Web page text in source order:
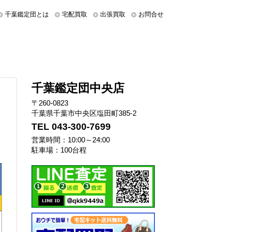
千葉鑑定団とは 宅配買取 出張買取 お問合せ
千葉鑑定団中央店
〒260-0823
千葉県千葉市中央区塩田町385-2
TEL 043-300-7699
営業時間：10:00～24:00
駐車場：100台程